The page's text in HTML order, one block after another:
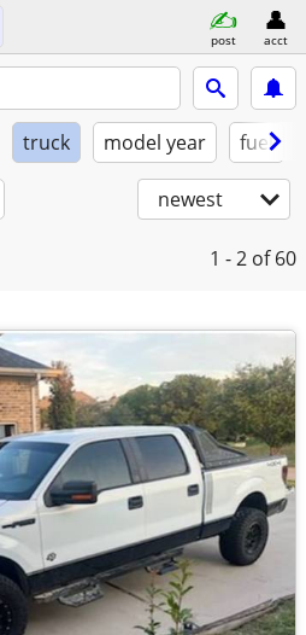
post acct
truck model year fuel
newest
1 - 2 of 60